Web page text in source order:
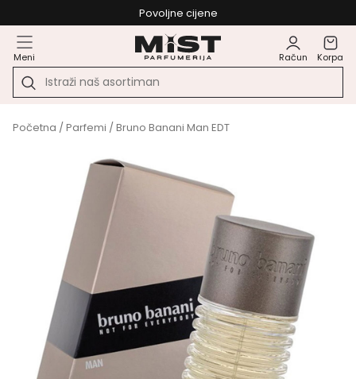
Povoljne cijene
Meni Račun Korpa
Početna /Parfemi / Bruno Banani Man EDT